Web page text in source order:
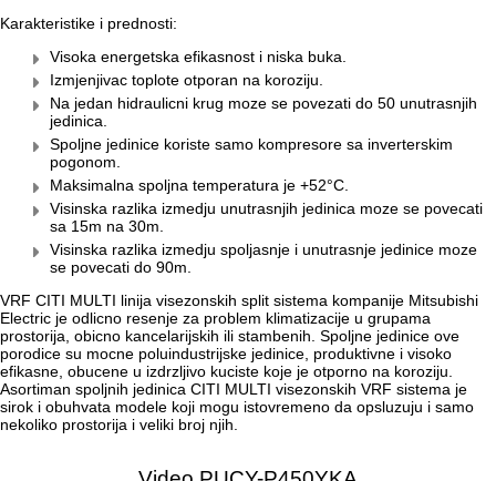
Karakteristike i prednosti:
Visoka energetska efikasnost i niska buka.
Izmjenjivac toplote otporan na koroziju.
Na jedan hidraulicni krug moze se povezati do 50 unutrasnjih
jedinica.
Spoljne jedinice koriste samo kompresore sa inverterskim
pogonom.
Maksimalna spoljna temperatura je +52°C.
Visinska razlika izmedju unutrasnjih jedinica moze se povecati
sa 15m na 30m.
Visinska razlika izmedju spoljasnje i unutrasnje jedinice moze
se povecati do 90m.
VRF CITI MULTI linija visezonskih split sistema kompanije Mitsubishi
Electric je odlicno resenje za problem klimatizacije u grupama
prostorija, obicno kancelarijskih ili stambenih. Spoljne jedinice ove
porodice su mocne poluindustrijske jedinice, produktivne i visoko
efikasne, obucene u izdrzljivo kuciste koje je otporno na koroziju.
Asortiman spoljnih jedinica CITI MULTI visezonskih VRF sistema je
sirok i obuhvata modele koji mogu istovremeno da opsluzuju i samo
nekoliko prostorija i veliki broj njih.